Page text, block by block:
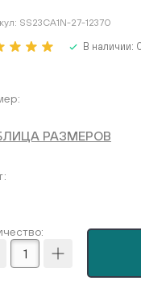
SS23CA1N-27-12370
В наличии:
РАЗМЕРОВ